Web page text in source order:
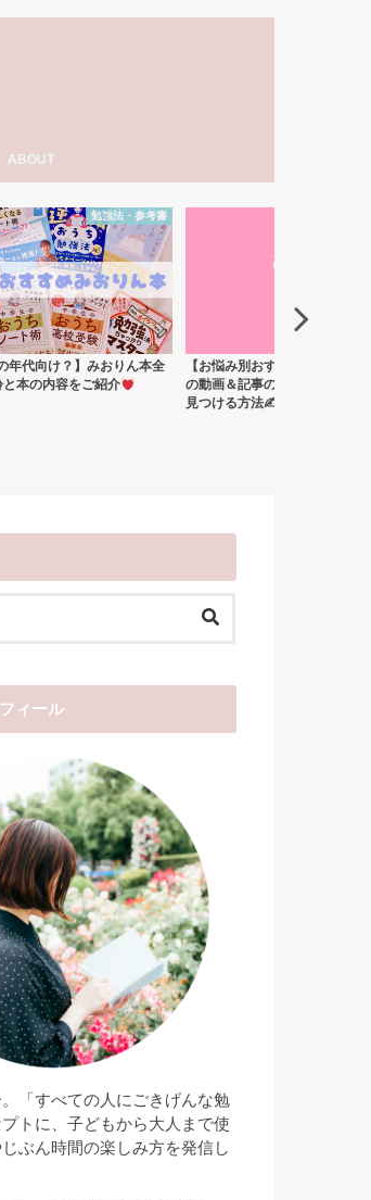
ABOUT
プロフィール・ABOUT
すめコンテンツ】みおりん
中から自分に合ったものを
【随時更新】YouTube「みお
の動画一覧｜学年・お悩み別
ンテンツを整理しました！
ィール
「すべての人にごきげんな勉
トに、子どもから大人まで使
ぶん時間の楽しみ方を発信し